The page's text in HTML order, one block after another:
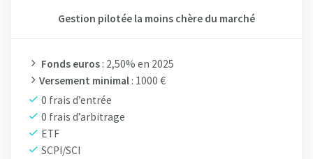
Gestion pilotée la moins chère du marché
Fonds euros : 2,50% en 2025
Versement minimal : 1000 €
0 frais d’entrée
0 frais d’arbitrage
ETF
SCPI/SCI